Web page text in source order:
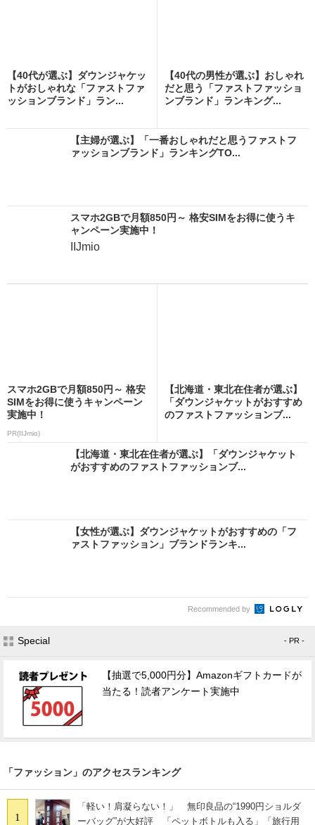
【40代が選ぶ】ダウンジャケッ
トがおしゃれな「ファストファ
ッションブランド」ラン...
【40代の男性が選ぶ】おしゃれ
だと思う「ファストファッショ
ンブランド」ランキング...
【主婦が選ぶ】「一番おしゃれだと思うファストフ
ァッションブランド」ランキングTO...
スマホ2GBで月額850円～ 格安SIMをお得に使うキ
ャンペーン実施中！
IIJmio
スマホ2GBで月額850円～ 格安
SIMをお得に使うキャンペーン
実施中！
PR(IIJmio)
【北海道・東北在住者が選ぶ】
「ダウンジャケットがおすすめ
のファストファッションブ...
【北海道・東北在住者が選ぶ】「ダウンジャケット
がおすすめのファストファッションブ...
【女性が選ぶ】ダウンジャケットがおすすめの「フ
ァストファッション」ブランドランキ...
Recommended by
Special - PR -
【抽選で5,000円分】Amazonギフトカードが
当たる！読者アンケート実施中
「ファッション」のアクセスランキング
1
「軽い！肩凝らない！」 無印良品の“1990円ショルダ
ーバッグ”が大好評 「ペットボトルも入る」「旅行用